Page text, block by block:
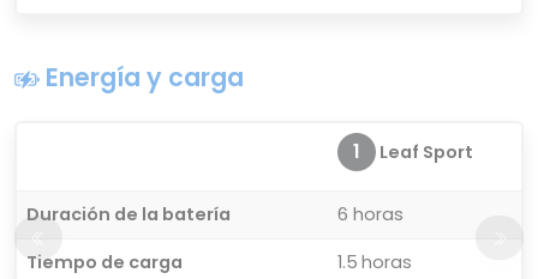
Energía y carga
1 Leaf Sport
Duración de la batería
6 horas
Tiempo de carga
1.5 horas